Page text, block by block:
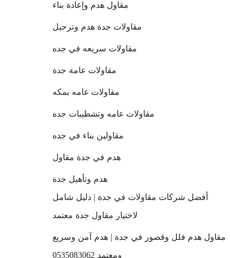
مقاول هدم وإعادة بناء
مقاولات جدة هدم وترحيل
مقاولات سريعه في جده
مقاولات عامة جدة
مقاولات عامه بمكه
مقاولات عامه وتشطيبات جده
مقاولين بناء في جده
هدم في جدة مقاول
هدم وتأهيل جدة
أفضل شركات مقاولات في جدة | دليل شامل
لاختيار مقاول جدة معتمد
مقاول هدم فلل وقصور في جدة | هدم آمن وسريع
ومعتمد 0535083062